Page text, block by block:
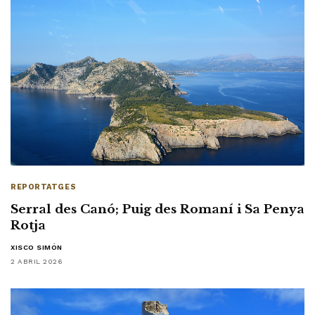
REPORTATGES
Serral des Canó; Puig des Romaní i Sa Penya
Rotja
XISCO SIMÓN
2 ABRIL 2026